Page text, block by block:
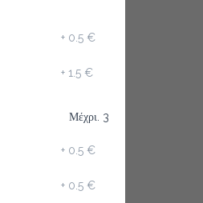
+0.5 €
+1.5 €
Μέχρι. 3
+0.5 €
+0.5 €